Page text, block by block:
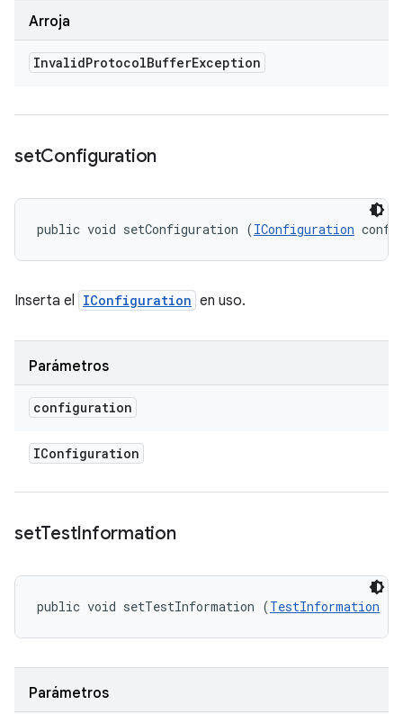
Arroja
InvalidProtocolBufferException
setConfiguration
public void setConfiguration (IConfiguration
Inserta el IConfiguration en uso.
Parámetros
configuration
IConfiguration
setTestInformation
public void setTestInformation (TestInformation
Parámetros